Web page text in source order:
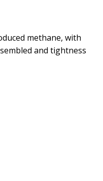
methane, with
and tightness